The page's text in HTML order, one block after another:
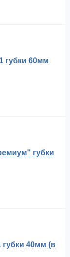
губки 60мм
губки
губки 40мм (в